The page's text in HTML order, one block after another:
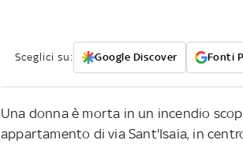
Sceglici su: Google Discover Fonti
Una donna è morta in un incendio
appartamento di via Sant'Isaia, in